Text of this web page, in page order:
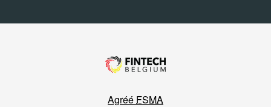
Agréé FSMA